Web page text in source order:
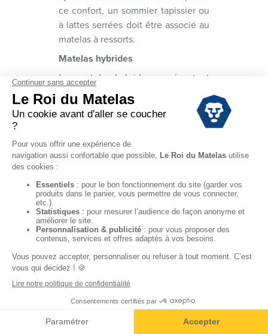
ce confort, un sommier tapissier ou
à lattes serrées doit être associé au
matelas à ressorts.
Matelas hybrides
Lesmatelas hybrides
représentent
l'innovation la plus récente en
matière de literie, combinant
intelligemment les ressorts
mousse haute technologie. Cette
technologie double offre un
dynamique grâce aux ressorts tout
en procurant l'accueil enveloppant
de la mousse à mémoire de forme
ou du latex. Les matelas hybrides
excellent particulièrement dans
l'indépendance de couchage,
permettant aux couples de ne pas
ressentir les mouvements de leur
ventilation naturelle optimale grâce
aux ressorts et un confort de